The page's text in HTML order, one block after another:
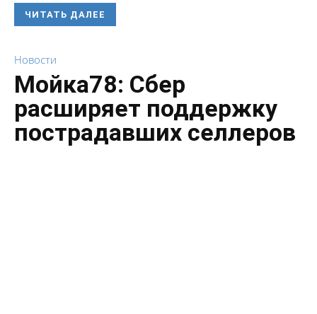
ЧИТАТЬ ДАЛЕЕ
Новости
Мойка78: Сбер
расширяет поддержку
пострадавших селлеров